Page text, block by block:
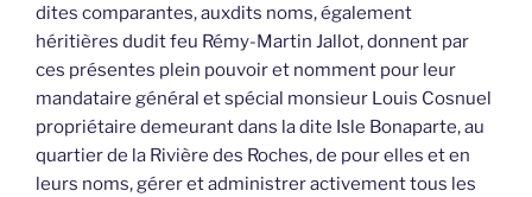
dites comparantes, auxdits noms, également
héritières dudit feu Rémy-Martin Jallot, donnent par
ces présentes plein pouvoir et nomment pour leur
mandataire général et spécial monsieur Louis Cosnuel
propriétaire demeurant dans la dite Isle Bonaparte, au
quartier de la Rivière des Roches, de pour elles et en
leurs noms, gérer et administrer activement tous les